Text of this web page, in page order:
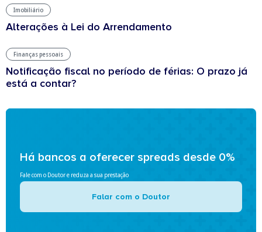
Imobiliário
Alterações à Lei do Arrendamento
Finanças pessoais
Notificação fiscal no período de férias: O prazo já
está a contar?
Há bancos a oferecer spreads desde 0%
Fale com o Doutor e reduza a sua prestação
Falar com o Doutor